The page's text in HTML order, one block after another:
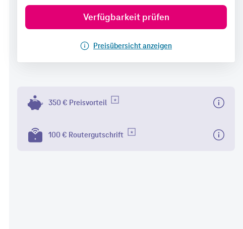
max. Download
MBit/s
Verfügbarkeit prüfen
Preisübersicht anzeigen
350 € Preisvorteil
100 € Routergutschrift